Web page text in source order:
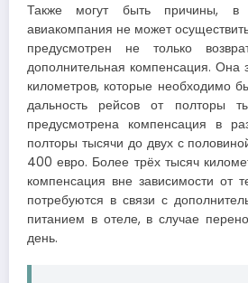
Также могут быть причины, в
авиакомпания не может
предусмотрен не только
дополнительная компенсация. Она
километров, которые необходимо
дальность рейсов от полторы
предусмотрена компенсация в
полторы тысячи до двух с
400 евро. Более трёх тысяч
компенсация вне зависимости от
потребуются в связи с
питанием в отеле, в случае
день.